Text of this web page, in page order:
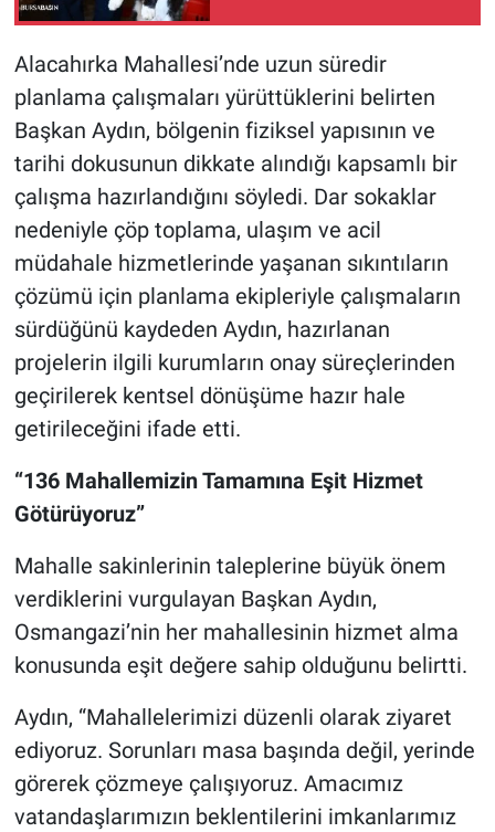
Alacahırka Mahallesi’nde uzun süredir
planlama çalışmaları yürüttüklerini belirten
Başkan Aydın, bölgenin fiziksel yapısının ve
tarihi dokusunun dikkate alındığı kapsamlı bir
çalışma hazırlandığını söyledi. Dar sokaklar
nedeniyle çöp toplama, ulaşım ve acil
müdahale hizmetlerinde yaşanan sıkıntıların
çözümü için planlama ekipleriyle çalışmaların
sürdüğünü kaydeden Aydın, hazırlanan
projelerin ilgili kurumların onay süreçlerinden
geçirilerek kentsel dönüşüme hazır hale
getirileceğini ifade etti.
“136 Mahallemizin Tamamına Eşit Hizmet
Götürüyoruz”
Mahalle sakinlerinin taleplerine büyük önem
verdiklerini vurgulayan Başkan Aydın,
Osmangazi’nin her mahallesinin hizmet alma
konusunda eşit değere sahip olduğunu belirtti.
Aydın, “Mahallelerimizi düzenli olarak ziyaret
ediyoruz. Sorunları masa başında değil, yerinde
görerek çözmeye çalışıyoruz. Amacımız
vatandaşlarımızın beklentilerini imkanlarımız